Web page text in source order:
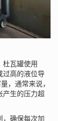
瓦罐使用
过高的液位导
，通常来说，
产生的压力超
确保每次加